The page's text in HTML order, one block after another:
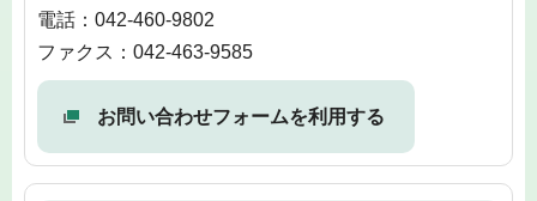
電話：042-460-9802
ファクス：042-463-9585
お問い合わせフォームを利用する